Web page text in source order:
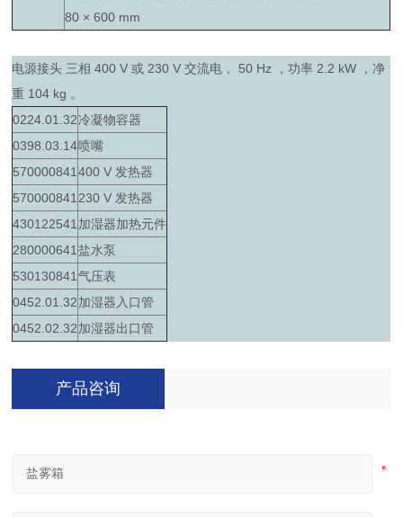
80 × 600 mm
电源接头 三相 400 V 或 230 V 交流电， 50 Hz ，功率 2.2 kW ，净
重 104 kg 。
0224.01.32冷凝物容器
0398.03.14喷嘴
570000841 400 V 发热器
570000841 230 V 发热器
430122541 加湿器加热元件
280000641 盐水泵
530130841 气压表
0452.01.32加湿器入口管
0452.02.32加湿器出口管
产品咨询